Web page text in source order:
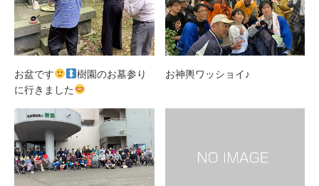
お盆です
樹園のお墓参り
に行きました
お神輿ワッショイ♪